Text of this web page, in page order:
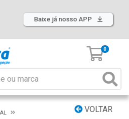
Baixe já nosso APP
0
VOLTAR